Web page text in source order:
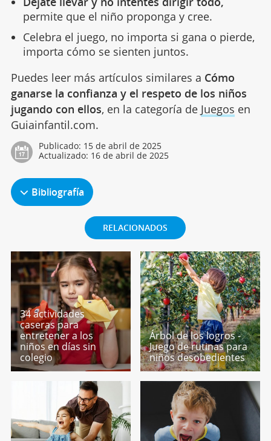
permite que el niño proponga y cree.
Celebra el juego, no importa si gana o pierde,
importa cómo se sienten juntos.
Puedes leer más artículos similares a Cómo
ganarse la confianza y el respeto de los niños
jugando con ellos, en la categoría de Juegos en
Guiainfantil.com.
Publicado: 15 de abril de 2025
Actualizado: 16 de abril de 2025
Bibliografía
RELACIONADOS
34 actividades
caseras para
entretener a los
niños en días sin
colegio
Árbol de los logros -
Juego de rutinas para
niños desobedientes